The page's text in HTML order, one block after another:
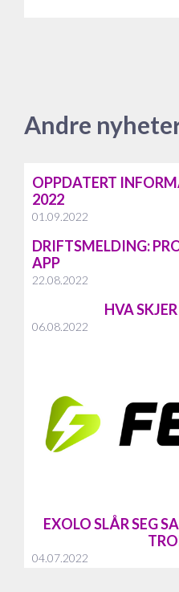
Andre
OPPDATERT
2022
01.09.2022
DRIFTSMELDING:
APP
22.08.2022
HVA
06.08.2022
EXOLO SLÅR SEG
04.07.2022